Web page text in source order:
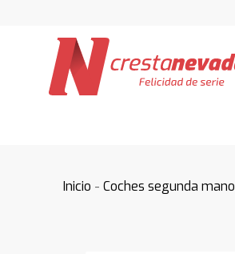
Inicio -Coches segunda mano